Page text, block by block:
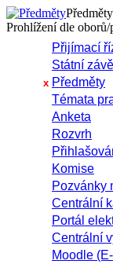
Předměty
Prohlížení dle
Přijímací
Státní
x Předměty
Témata
Anketa
Rozvrh
Komise
Pozvánky
Centrální
Portál
Centrální
Moodle